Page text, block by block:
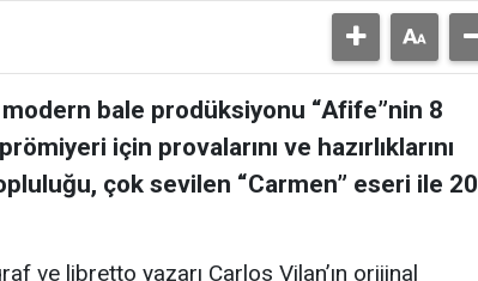
modern bale prodüksiyonu “Afife”nin 8
için provalarını ve hazırlıklarını
çok sevilen “Carmen” eseri ile 20
ve libretto yazarı Carlos Vilan’ın orijinal